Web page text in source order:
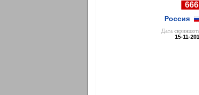
666
Россия
Дата
15-11-